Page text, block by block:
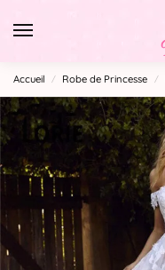
Accueil / Robe de Princesse /